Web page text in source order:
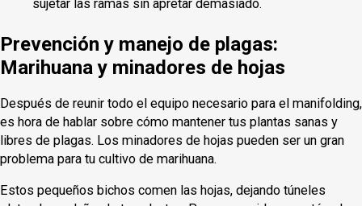
sujetar las ramas sin apretar demasiado.
Prevención y manejo de plagas:
Marihuana y minadores de hojas
Después de reunir todo el equipo necesario para el manifolding,
es hora de hablar sobre cómo mantener tus plantas sanas y
libres de plagas. Los minadores de hojas pueden ser un gran
problema para tu cultivo de marihuana.
Estos pequeños bichos comen las hojas, dejando túneles